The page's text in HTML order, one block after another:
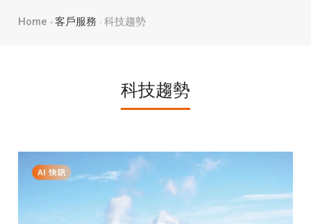
Home 客戶服務 科技趨勢
科技趨勢